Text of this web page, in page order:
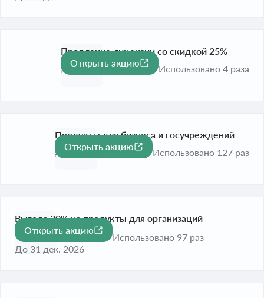
-25%
Продление лицензии со скидкой 25%
До 31 авг. 2026
Открыть акцию
Использовано 4 раза
Продукты для бизнеса и госучреждений
До 31 дек. 2026
Открыть акцию
Использовано 127 раз
-30%
Выгода 30% на продукты для организаций
здравоохранения
До 31 дек. 2026
Открыть акцию
Использовано 97 раз